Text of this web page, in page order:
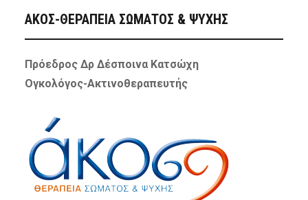
ΑΚΟΣ-ΘΕΡΑΠΕΙΑ ΣΩΜΑΤΟΣ & ΨΥΧΗΣ
Πρόεδρος Δρ Δέσποινα Κατσώχη
Ογκολόγος-Ακτινοθεραπευτής